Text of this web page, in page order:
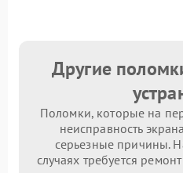
Другие
Поломки, которые на
неисправность
серьезные причины.
случаях требуется